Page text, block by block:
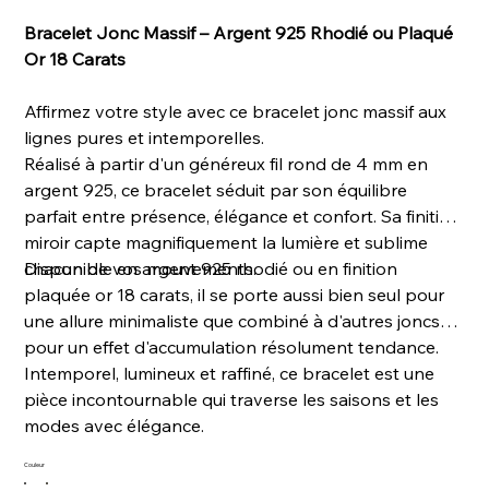
Bracelet Jonc Massif – Argent 925 Rhodié ou Plaqué
Or 18 Carats
Affirmez votre style avec ce bracelet jonc massif aux
lignes pures et intemporelles.
Réalisé à partir d'un généreux fil rond de 4 mm en
argent 925, ce bracelet séduit par son équilibre
parfait entre présence, élégance et confort. Sa finition
miroir capte magnifiquement la lumière et sublime
chacun de vos mouvements.
Disponible en argent 925 rhodié ou en finition
plaquée or 18 carats, il se porte aussi bien seul pour
une allure minimaliste que combiné à d'autres joncs
pour un effet d'accumulation résolument tendance.
Intemporel, lumineux et raffiné, ce bracelet est une
pièce incontournable qui traverse les saisons et les
modes avec élégance.
Couleur